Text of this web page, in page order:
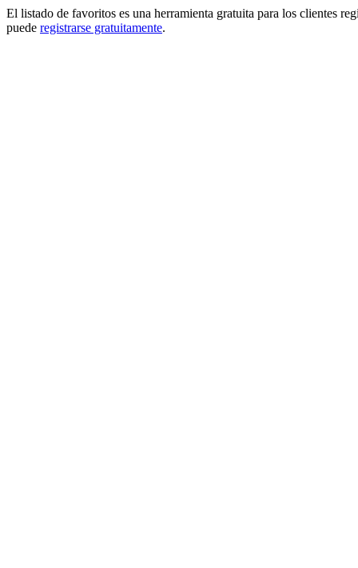
El listado de favoritos es una herramienta gratuita para los clientes
puede registrarse gratuitamente.